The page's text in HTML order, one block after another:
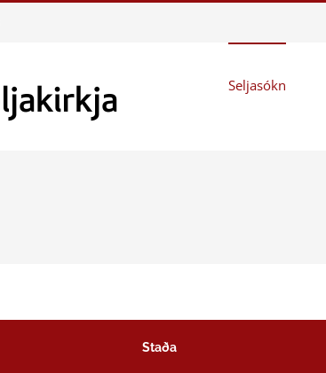
Seljasókn
Staða